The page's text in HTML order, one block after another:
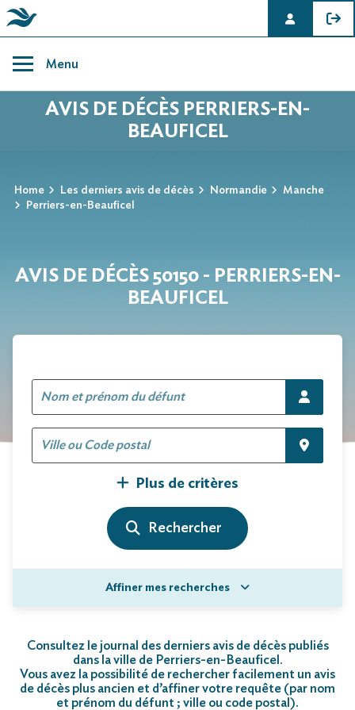
content
Menu
AVIS DE DÉCÈS PERRIERS-EN-
BEAUFICEL
Home Les derniers avis de décès Normandie
Manche
Perriers-en-Beauficel
AVIS DE DÉCÈS 50150 - PERRIERS-EN-
BEAUFICEL
Plus de critères
Affiner mes recherches
Consultez le journal des derniers avis de décès publiés
dans la ville de Perriers-en-Beauficel.
Vous avez la possibilité de rechercher facilement un avis
de décès plus ancien et d’affiner votre requête (par nom
et prénom du défunt ; ville ou code postal).